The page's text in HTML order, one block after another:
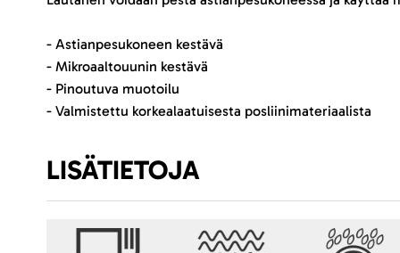
- Astianpesukoneen kestävä
- Mikroaaltouunin kestävä
- Pinoutuva muotoilu
- Valmistettu korkealaatuisesta posliinimateriaalista
LISÄTIETOJA